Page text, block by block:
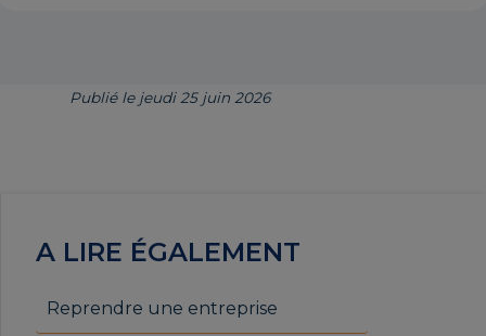
Publié le jeudi 25 juin 2026
A LIRE ÉGALEMENT
Reprendre une entreprise